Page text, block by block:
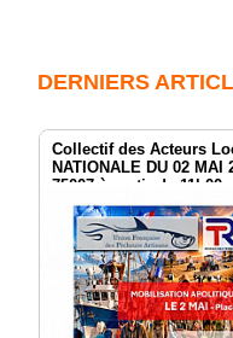
DERNIERS
Collectif des Acteurs
NATIONALE DU 02 MAI
75007 à partir de 11h00